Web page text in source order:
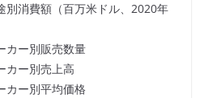
別消費額（百万米ドル、2020年
カー別販売数量
カー別売上高
カー別平均価格